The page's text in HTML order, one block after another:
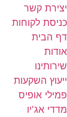
יצירת קשר
כניסת לקוחות
דף הבית
אודות
שירותינו
ייעוץ השקעות
פמילי אופיס
מדדי אג'יו